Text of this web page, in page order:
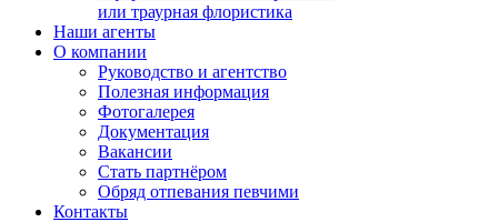
или траурная флористика
Наши агенты
О компании
Руководство и агентство
Полезная информация
Фотогалерея
Документация
Вакансии
Стать партнёром
Обряд отпевания певчими
Контакты